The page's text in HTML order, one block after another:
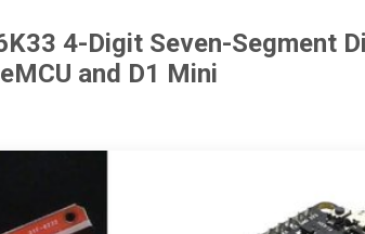
4-Digit Seven-Segment
and D1 Mini